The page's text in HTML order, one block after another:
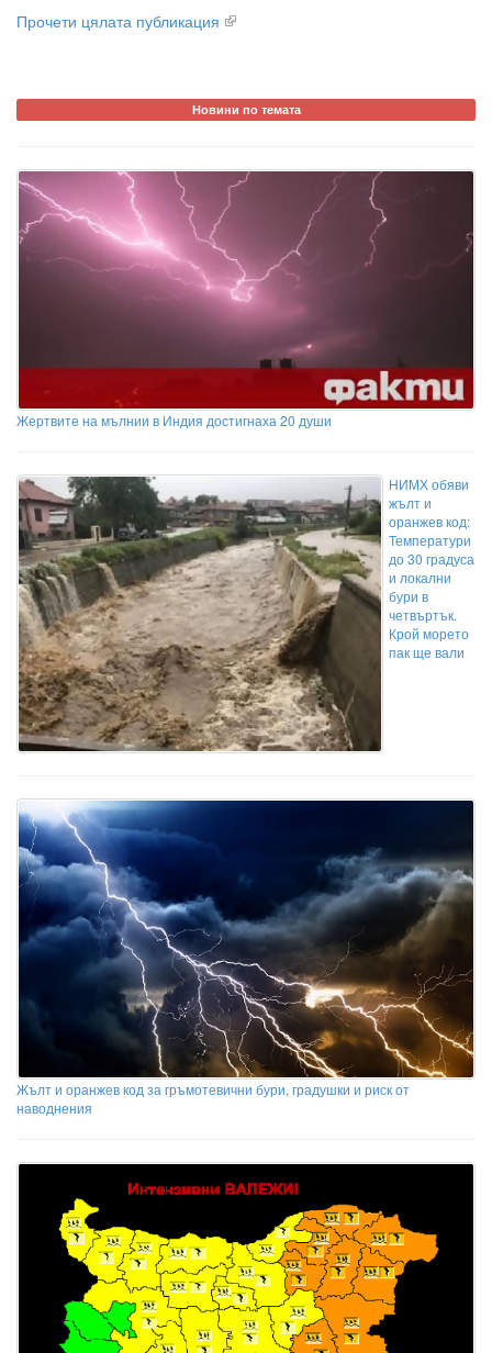
Прочети цялата публикация
Новини по темата
Жертвите на мълнии в Индия достигнаха 20 души
НИМХ обяви
жълт и
оранжев код:
Температури
до 30 градуса
и локални
бури в
четвъртък.
Крой морето
пак ще вали
Жълт и оранжев код за гръмотевични бури, градушки и риск от
наводнения